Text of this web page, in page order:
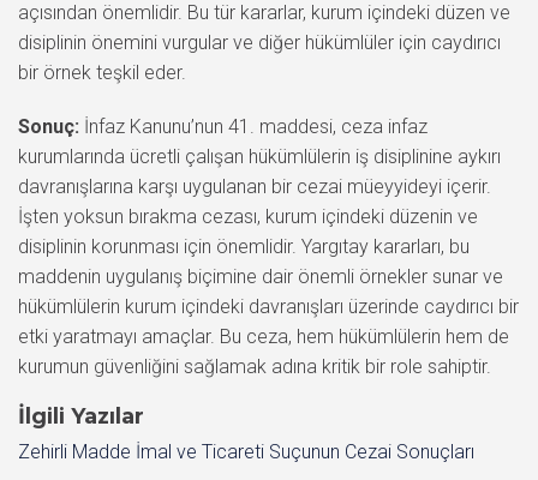
açısından önemlidir. Bu tür kararlar, kurum içindeki düzen ve
disiplinin önemini vurgular ve diğer hükümlüler için caydırıcı
bir örnek teşkil eder.
Sonuç: İnfaz Kanunu’nun 41. maddesi, ceza infaz
kurumlarında ücretli çalışan hükümlülerin iş disiplinine aykırı
davranışlarına karşı uygulanan bir cezai müeyyideyi içerir.
İşten yoksun bırakma cezası, kurum içindeki düzenin ve
disiplinin korunması için önemlidir. Yargıtay kararları, bu
maddenin uygulanış biçimine dair önemli örnekler sunar ve
hükümlülerin kurum içindeki davranışları üzerinde caydırıcı bir
etki yaratmayı amaçlar. Bu ceza, hem hükümlülerin hem de
kurumun güvenliğini sağlamak adına kritik bir role sahiptir.
İlgili Yazılar
Zehirli Madde İmal ve Ticareti Suçunun Cezai Sonuçları